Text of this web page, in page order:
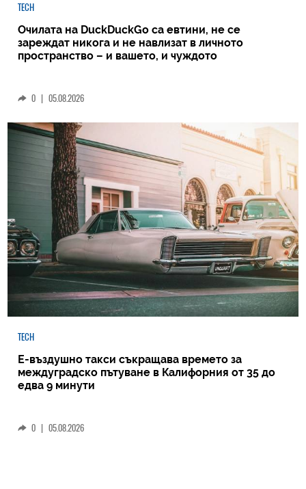
TECH
Очилата на DuckDuckGo са евтини, не се
зареждат никога и не навлизат в личното
пространство – и вашето, и чуждото
0 | 05.08.2026
TECH
Е-въздушно такси съкращава времето за
междуградско пътуване в Калифорния от 35 до
едва 9 минути
0 | 05.08.2026